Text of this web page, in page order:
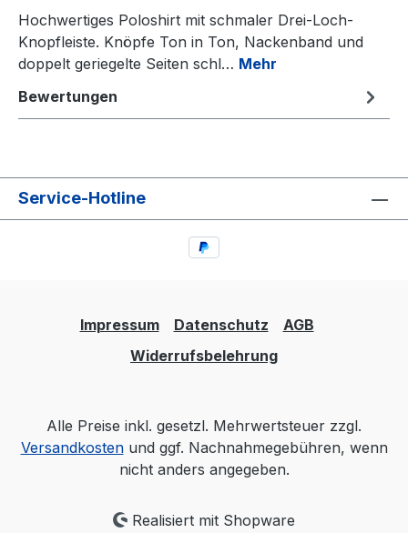
Hochwertiges Poloshirt mit schmaler Drei-Loch-
Knopfleiste. Knöpfe Ton in Ton, Nackenband und
doppelt geriegelte Seiten schl… Mehr
Bewertungen
Service-Hotline
Impressum Datenschutz
AGB
Widerrufsbelehrung
Alle Preise inkl. gesetzl. Mehrwertsteuer zzgl.
Versandkostenund ggf. Nachnahmegebühren, wenn
nicht anders angegeben.
Realisiert mit Shopware